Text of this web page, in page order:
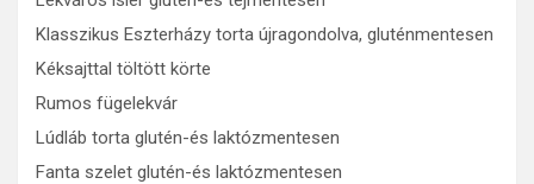
Klasszikus Eszterházy torta újragondolva, gluténmentesen
Kéksajttal töltött körte
Rumos fügelekvár
Lúdláb torta glutén-és laktózmentesen
Fanta szelet glutén-és laktózmentesen